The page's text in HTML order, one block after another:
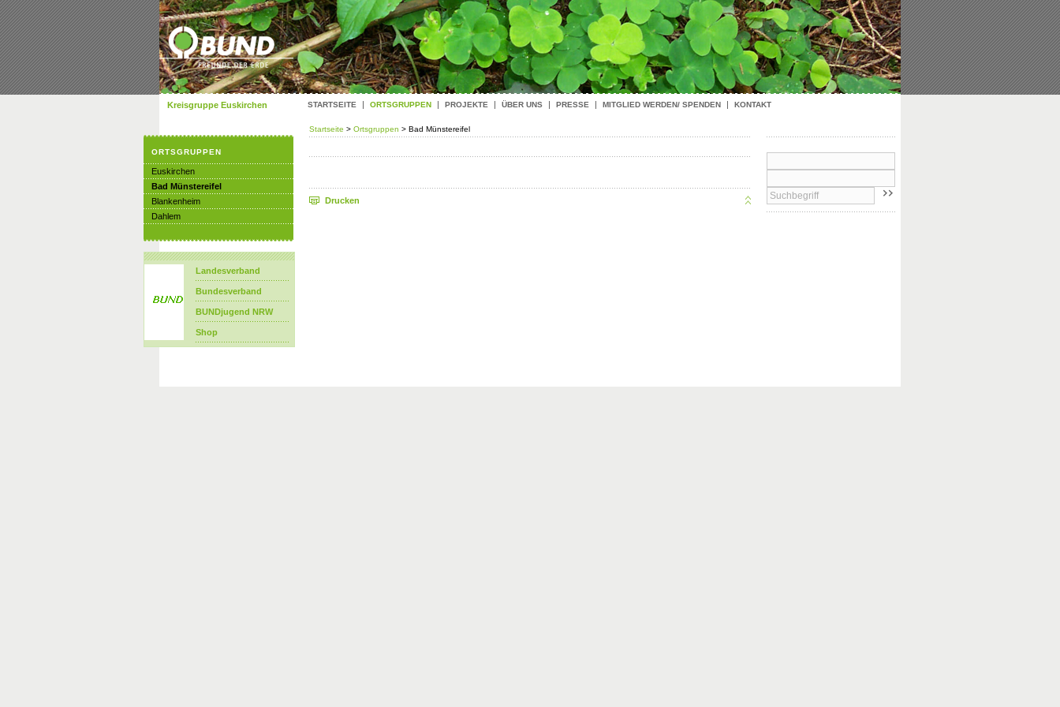
Kreisgruppe Euskirchen
Startseite > Ortsgruppen > Bad Münstereifel
Drucken
ORTSGRUPPEN
Euskirchen
Bad Münstereifel
Blankenheim
Dahlem
Landesverband
Bundesverband
BUNDjugend NRW
Shop
STARTSEITE ORTSGRUPPEN PROJEKTE ÜBER UNS PRESSE MITGLIED WERDEN/ SPENDEN KONTAKT